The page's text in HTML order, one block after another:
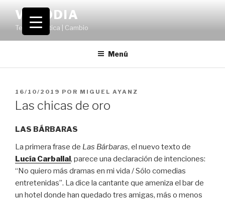
contenido
VOLODIA
Teatro | Crítica | Cambio
Menú
PUBLICADO
EL
16/10/2019 POR MIGUEL AYANZ
Las chicas de oro
LAS BÁRBARAS
La primera frase de Las Bárbaras, el nuevo texto de
Lucía Carballal, parece una declaración de intenciones:
“No quiero más dramas en mi vida / Sólo comedias
entretenidas”. La dice la cantante que ameniza el bar de
un hotel donde han quedado tres amigas, más o menos